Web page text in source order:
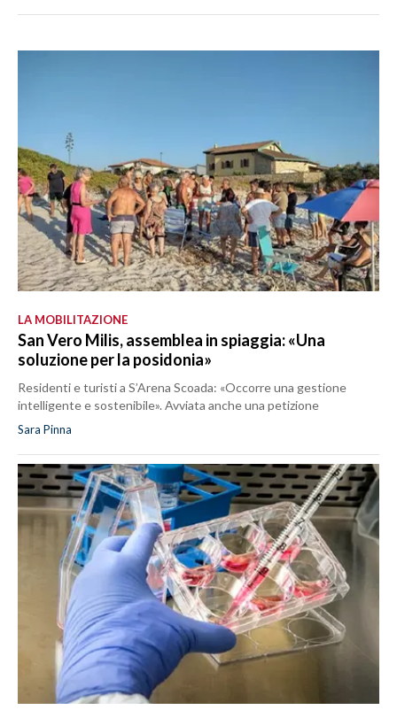
LA MOBILITAZIONE
San Vero Milis, assemblea in spiaggia: «Una
soluzione per la posidonia»
Residenti e turisti a S’Arena Scoada: «Occorre una gestione
intelligente e sostenibile». Avviata anche una petizione
Sara Pinna